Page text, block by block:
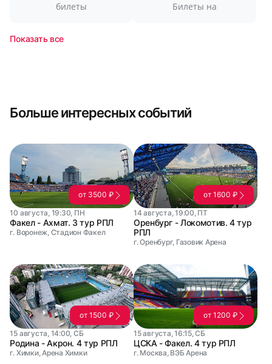
билеты Билеты на
Показать все
Больше интересных событий
от 3500 ₽
10 августа, 19:30, ПН
Факел - Ахмат. 3 тур РПЛ
г. Воронеж, Стадион Факел
от 1600 ₽
14 августа, 19:00, ПТ
Оренбург - Локомотив. 4 тур
РПЛ
г. Оренбург, Газовик Арена
от 1500 ₽
15 августа, 14:00, СБ
Родина - Акрон. 4 тур РПЛ
г. Химки, Арена Химки
от 1200 ₽
15 августа, 16:15, СБ
ЦСКА - Факел. 4 тур РПЛ
г. Москва, ВЭБ Арена